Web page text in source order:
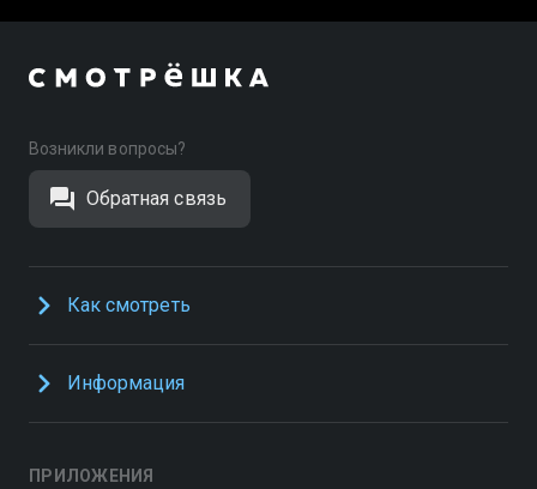
Возникли вопросы?
Обратная связь
Как смотреть
Информация
ПРИЛОЖЕНИЯ